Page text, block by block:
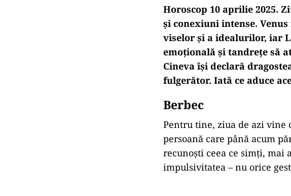
Horoscop 10 aprilie 2025.
și conexiuni intense.
viselor și a idealurilor, iar
emoțională și tandrețe să
Cineva își declară
fulgerător. Iată ce aduce
Berbec
Pentru tine, ziua de azi vine
persoană care până acum
recunoști ceea ce simți, mai
impulsivitatea – nu orice